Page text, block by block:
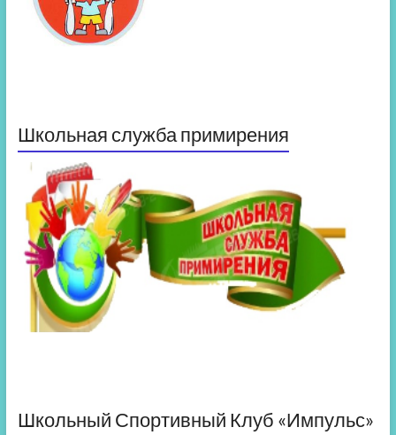
Школьная служба примирения
Школьный Спортивный Клуб «Импульс»